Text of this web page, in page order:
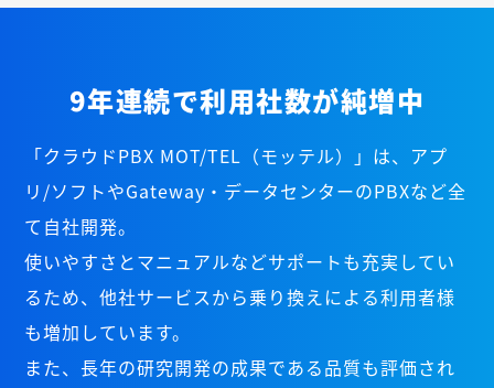
9年連続で利用社数が純増中
「クラウドPBX MOT/TEL（モッテル）」は、アプ
リ/ソフトやGateway・データセンターのPBXなど全
て自社開発。
使いやすさとマニュアルなどサポートも充実してい
るため、他社サービスから乗り換えによる利用者様
も増加しています。
また、長年の研究開発の成果である品質も評価され